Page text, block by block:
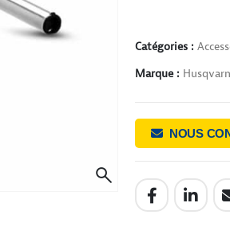
Catégories :
Marque :
NOUS